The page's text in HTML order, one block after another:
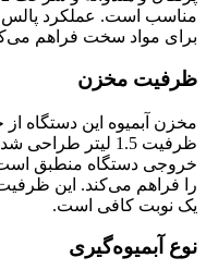
مناسب است. عملکرد پالس
برای مواد سخت فراهم
ظرفیت مخزن
مخزن آبمیوه این دستگاه
ظرفیت 1.5 لیتر
خروجی دستگاه منطبق است
را فراهم می‌کند. این ظرفیت
یک نوبت کافی است.
نوع آبمیوه‌گیری